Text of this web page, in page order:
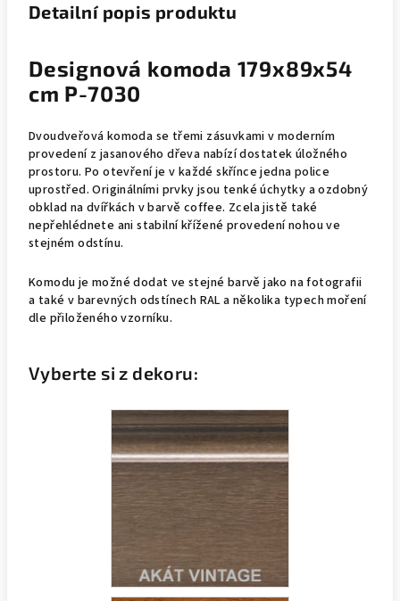
Detailní popis produktu
Designová komoda 179x89x54
cm P-7030
Dvoudveřová komoda se třemi zásuvkami v moderním
provedení z jasanového dřeva nabízí dostatek úložného
prostoru. Po otevření je v každé skřínce jedna police
uprostřed. Originálními prvky jsou tenké úchytky a ozdobný
obklad na dvířkách v barvě coffee. Zcela jistě také
nepřehlédnete ani stabilní křížené provedení nohou ve
stejném odstínu.
Komoduje možné dodat ve stejné barvě jako na fotografii
a také v barevných odstínech RAL a několika typech moření
dle přiloženého vzorníku.
Vyberte si z dekoru: